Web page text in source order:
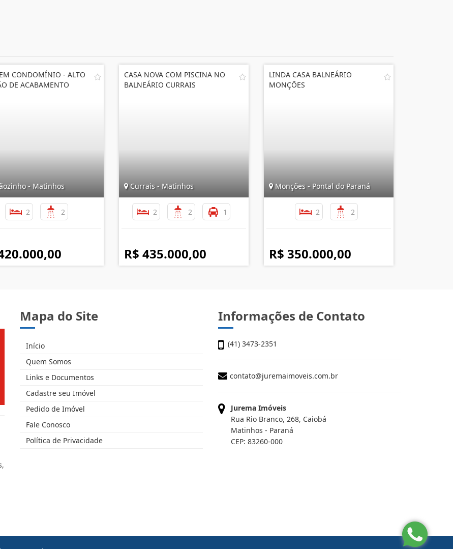
CONDOMÍNIO - ALTO
DE ACABAMENTO
- Matinhos
2 2
CASA NOVA COM PISCINA NO
BALNEÁRIO CURRAIS
Currais - Matinhos
2 2 1
R$ 435.000,00
LINDA CASA BALNEÁRIO
MONÇÕES
Monções - Pontal do Paraná
2 2
R$ 350.000,00
Mapa do Site
Início
Quem Somos
Links e Documentos
Cadastre seu Imóvel
Pedido de Imóvel
Fale Conosco
Política de Privacidade
Informações de Contato
(41) 3473-2351
contato@juremaimoveis.com.br
Jurema Imóveis
Rua Rio Branco, 268, Caiobá
Matinhos - Paraná
CEP: 83260-000